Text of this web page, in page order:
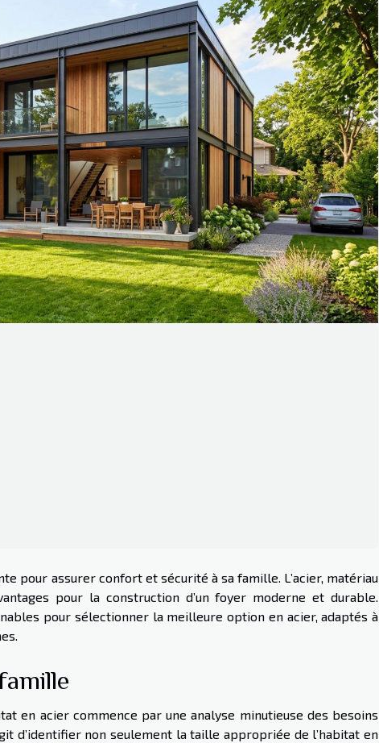
pour assurer confort et sécurité à sa famille. L’acier, matériau
pour la construction d’un foyer moderne et durable.
pour sélectionner la meilleure option en acier, adaptés à
en acier commence par une analyse minutieuse des besoins
d’identifier non seulement la taille appropriée de l’habitat en